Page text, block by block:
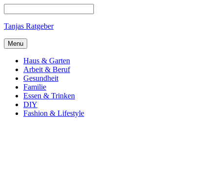
Tanjas Ratgeber
Menu
Haus & Garten
Arbeit & Beruf
Gesundheit
Familie
Essen & Trinken
DIY
Fashion & Lifestyle